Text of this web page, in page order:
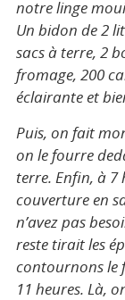
notre linge
Un bidon de 2
sacs à terre, 2
fromage, 200
éclairante et
Puis, on fait
on le fourre
terre. Enfin, à 7
couverture en
n’avez pas
reste tirait les
contournons le
11 heures. Là,